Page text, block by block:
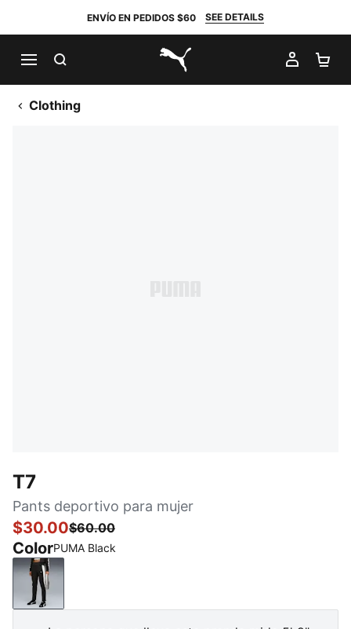
ENVÍO EN PEDIDOS $60 SEE DETAILS
PUMA.com
MI
Clothing
T7
Pants deportivo para mujer
$30.00$60.00
ColorPUMA Black
PUMA Black